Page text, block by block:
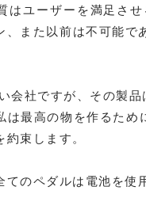
はユーザーを満足さ
、また以前は不可能
会社ですが、その製
は最高の物を作るた
束します。
てのペダルは電池を使